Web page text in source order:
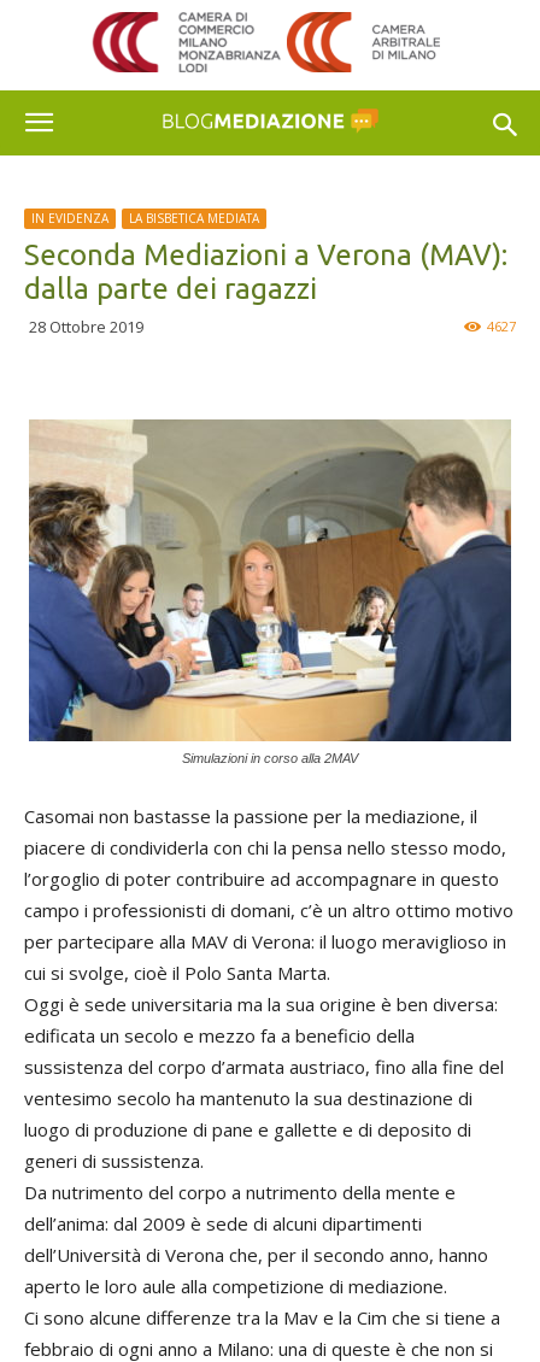
IN EVIDENZA LA BISBETICA MEDIATA
Seconda Mediazioni a Verona (MAV):
dalla parte dei ragazzi
28 Ottobre 2019 4627
Simulazioni in corso alla 2MAV
Casomai non bastasse la passione per la mediazione, il
piacere di condividerla con chi la pensa nello stesso modo,
l’orgoglio di poter contribuire ad accompagnare in questo
campo i professionisti di domani, c’è un altro ottimo motivo
per partecipare alla MAV di Verona: il luogo meraviglioso in
cui si svolge, cioè il Polo Santa Marta.
Oggi è sede universitaria ma la sua origine è ben diversa:
edificata un secolo e mezzo fa a beneficio della
sussistenza del corpo d’armata austriaco, fino alla fine del
ventesimo secolo ha mantenuto la sua destinazione di
luogo di produzione di pane e gallette e di deposito di
generi di sussistenza.
Da nutrimento del corpo a nutrimento della mente e
dell’anima: dal 2009 è sede di alcuni dipartimenti
dell’Università di Verona che, per il secondo anno, hanno
aperto le loro aule alla competizione di mediazione.
Ci sono alcune differenze tra la Mav e la Cim che si tiene a
febbraio di ogni anno a Milano: una di queste è che non si